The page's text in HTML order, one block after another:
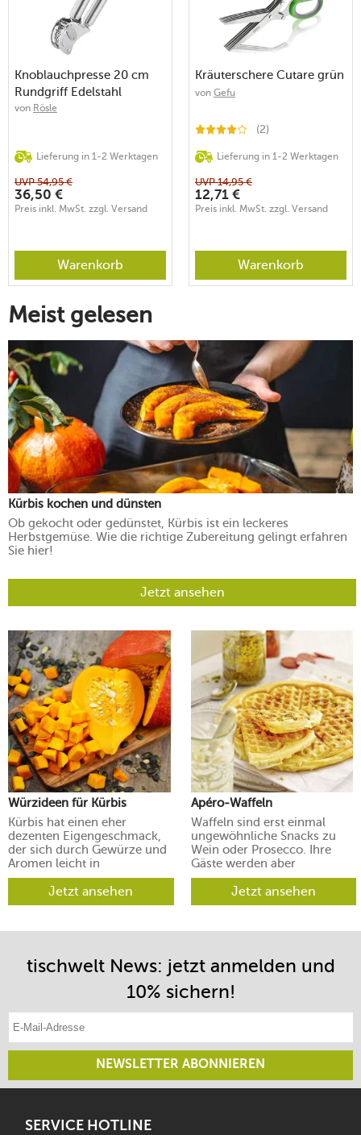
Knoblauchpresse 20 cm
Rundgriff Edelstahl
von Rösle
Lieferung in 1-2 Werktagen
UVP54,95 €
36,50 €
Preis inkl. MwSt. zzgl. Versand
Warenkorb
Kräuterschere Cutare grün
von Gefu
(2)
Lieferung in 1-2 Werktagen
UVP14,95 €
12,71 €
Preis inkl. MwSt. zzgl. Versand
Warenkorb
Meist gelesen
Kürbis kochen und dünsten
Ob gekocht oder gedünstet, Kürbis ist ein leckeres
Herbstgemüse. Wie die richtige Zubereitung gelingt erfahren
Sie hier!
Jetzt ansehen
Würzideen für Kürbis
Kürbis hat einen eher
dezenten Eigengeschmack,
der sich durch Gewürze und
Aromen leicht in
verschiedene Richtungen
lenken lässt.Jetzt ansehen
Apéro-Waffeln
Waffeln sind erst einmal
ungewöhnliche Snacks zu
Wein oder Prosecco. Ihre
Gäste werden aber
begeistert sein.
Jetzt ansehen
tischwelt News: jetzt anmelden und
10% sichern!
E-Mail-Adresse eintragen
NEWSLETTER ABONNIEREN
SERVICE HOTLINE